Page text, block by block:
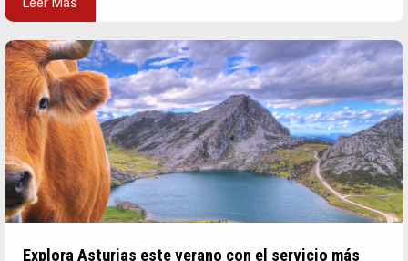
Explora Asturias este verano con el servicio más